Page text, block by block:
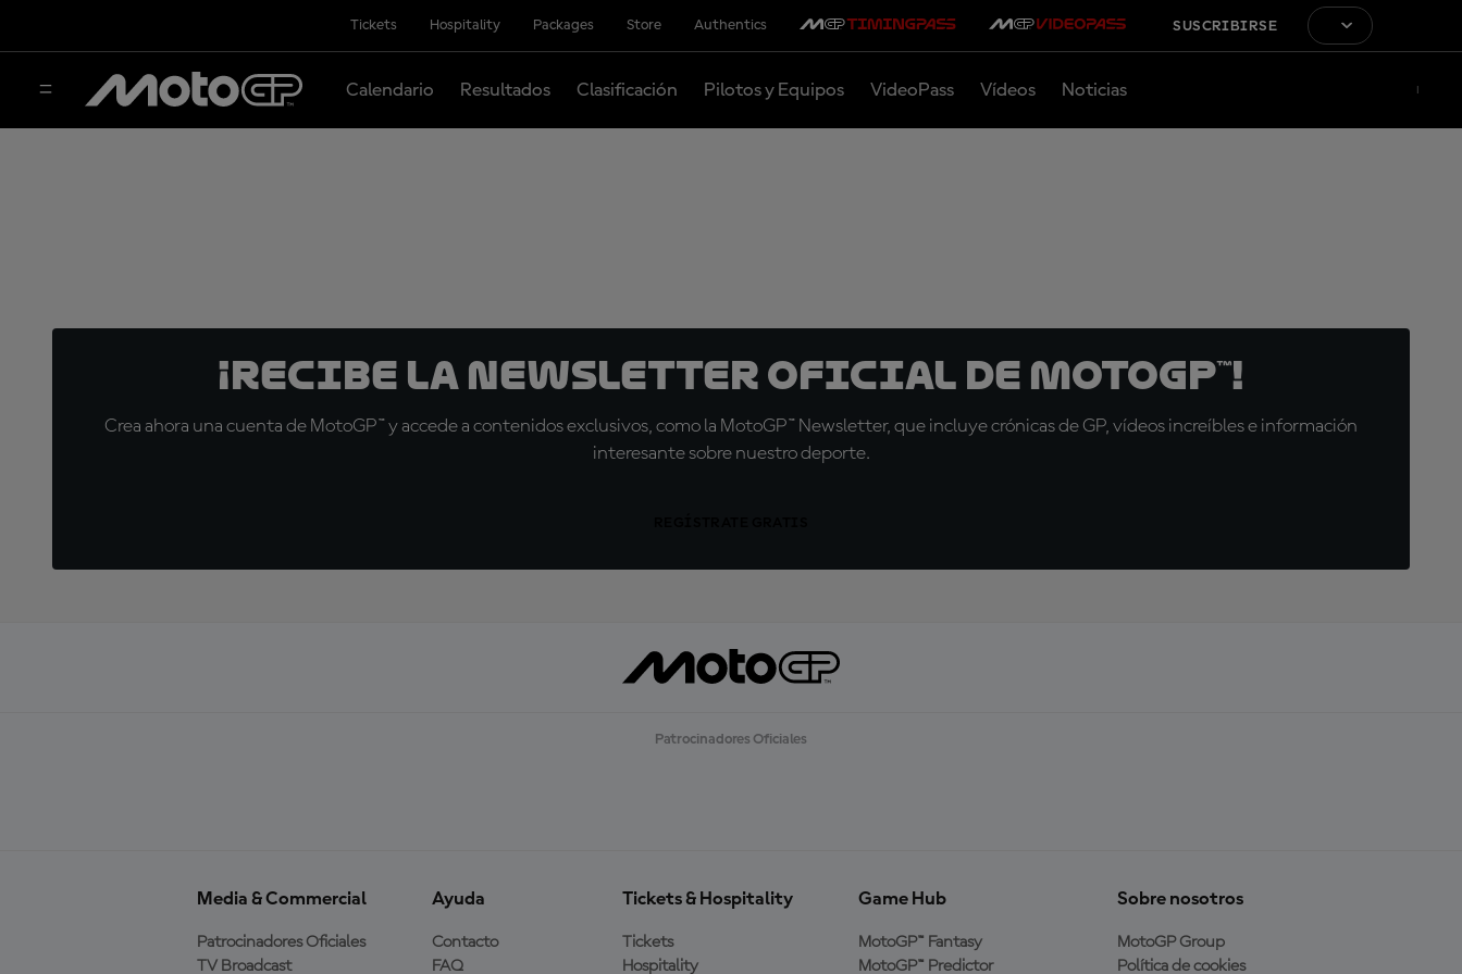
Tickets Hospitality Packages Store Authentics SUSCRIBIRSE
Calendario Resultados Clasificación Pilotos y Equipos VideoPass Vídeos Noticias
¡Recibe la Newsletter oficial de MotoGP™!
Crea ahora una cuenta de MotoGP™ y accede a contenidos exclusivos, como la MotoGP™ Newsletter, que incluye crónicas de GP, vídeos increíbles e información
interesante sobre nuestro deporte.
Patrocinadores Oficiales
Media & Commercial
Patrocinadores Oficiales
TV Broadcast
Ayuda
Contacto
FAQ
Tickets & Hospitality
Tickets
Hospitality
Game Hub
MotoGP™ Fantasy
MotoGP™ Predictor
Sobre nosotros
MotoGP Group
Política de cookies